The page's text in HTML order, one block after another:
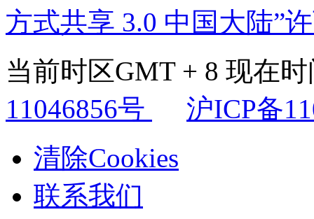
方式共享 3.0 中国大陆”
当前时区GMT + 8 现在
11046856号
沪ICP备
清除Cookies
联系我们